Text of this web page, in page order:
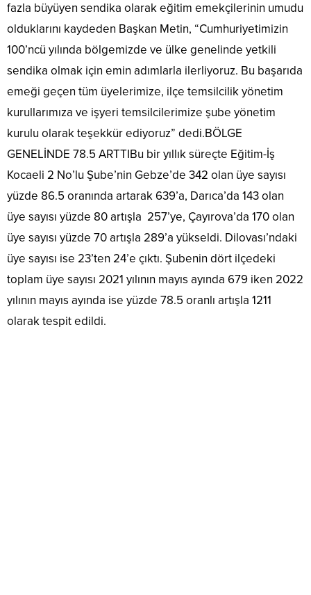
fazla büyüyen sendika olarak eğitim emekçilerinin umudu
olduklarını kaydeden Başkan Metin, “Cumhuriyetimizin
100’ncü yılında bölgemizde ve ülke genelinde yetkili
sendika olmak için emin adımlarla ilerliyoruz. Bu başarıda
emeği geçen tüm üyelerimize, ilçe temsilcilik yönetim
kurullarımıza ve işyeri temsilcilerimize şube yönetim
kurulu olarak teşekkür ediyoruz” dedi.BÖLGE
GENELİNDE 78.5 ARTTIBu bir yıllık süreçte Eğitim-İş
Kocaeli 2 No’lu Şube’nin Gebze’de 342 olan üye sayısı
yüzde 86.5 oranında artarak 639’a, Darıca’da 143 olan
üye sayısı yüzde 80 artışla 257’ye, Çayırova’da 170 olan
üye sayısı yüzde 70 artışla 289’a yükseldi. Dilovası’ndaki
üye sayısı ise 23’ten 24’e çıktı. Şubenin dört ilçedeki
toplam üye sayısı 2021 yılının mayıs ayında 679 iken 2022
yılının mayıs ayında ise yüzde 78.5 oranlı artışla 1211
olarak tespit edildi.